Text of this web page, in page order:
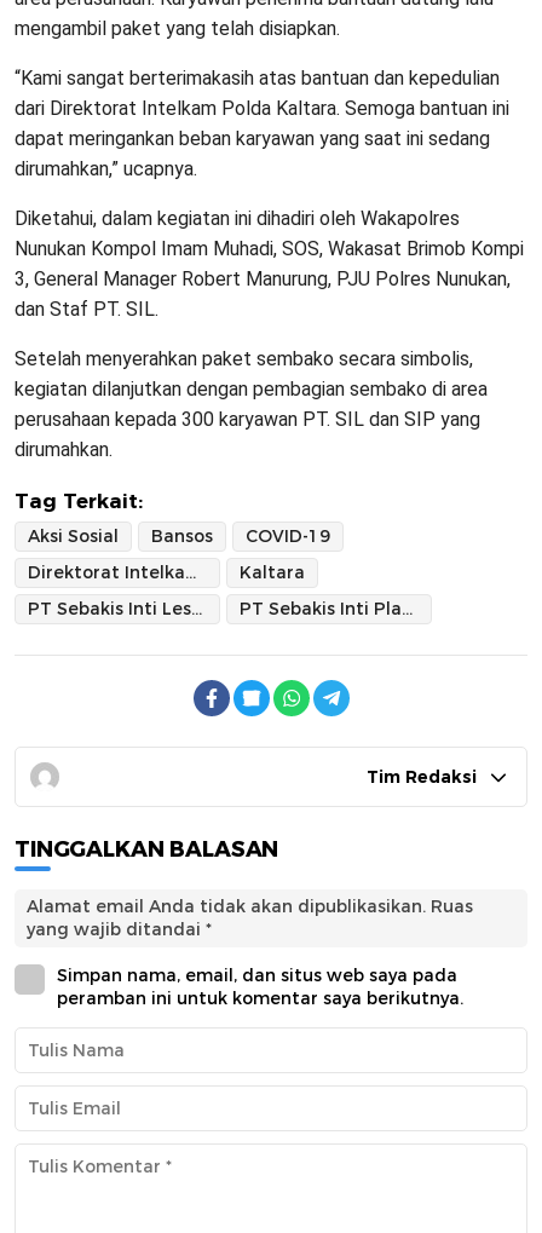
mengambil paket yang telah disiapkan.
“Kami sangat berterimakasih atas bantuan dan kepedulian
dari Direktorat Intelkam Polda Kaltara. Semoga bantuan ini
dapat meringankan beban karyawan yang saat ini sedang
dirumahkan,” ucapnya.
Diketahui, dalam kegiatan ini dihadiri oleh Wakapolres
Nunukan Kompol Imam Muhadi, SOS, Wakasat Brimob Kompi
3, General Manager Robert Manurung, PJU Polres Nunukan,
dan Staf PT. SIL.
Setelah menyerahkan paket sembako secara simbolis,
kegiatan dilanjutkan dengan pembagian sembako di area
perusahaan kepada 300 karyawan PT. SIL dan SIP yang
dirumahkan.
Tag Terkait:
Aksi Sosial Bansos
COVID-19
Direktorat Intelkam Polda Kaltara
Kaltara
PT Sebakis Inti Lestari (SIL)
PT Sebakis Inti Plantation
Tim Redaksi
TINGGALKAN BALASAN
Alamat email Anda tidak akan dipublikasikan. Ruas
yang wajib ditandai *
Simpan nama, email, dan situs web saya pada
peramban ini untuk komentar saya berikutnya.